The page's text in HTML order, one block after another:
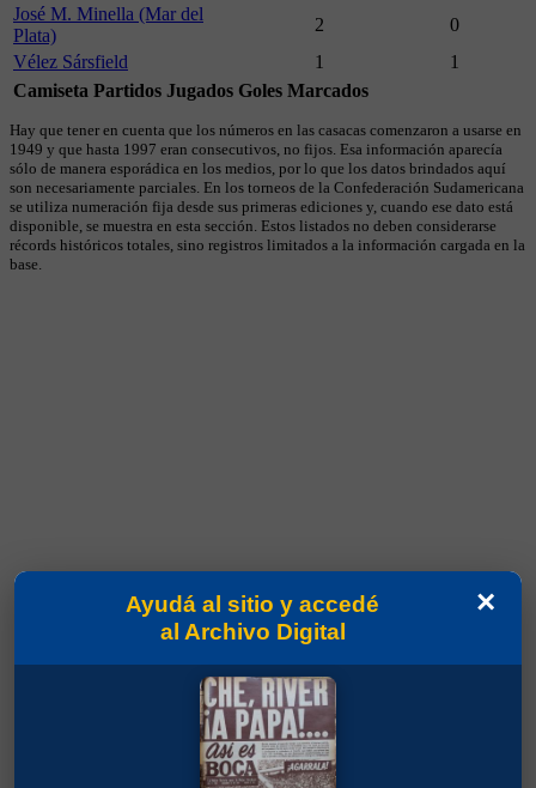
José M. Minella (Mar del
Plata)
2
0
Vélez Sársfield
1
1
Camiseta Partidos Jugados Goles Marcados
Hay que tener en cuenta que los números en las casacas comenzaron a usarse en
1949 y que hasta 1997 eran consecutivos, no fijos. Esa información aparecía
sólo de manera esporádica en los medios, por lo que los datos brindados aquí
son necesariamente parciales. En los torneos de la Confederación Sudamericana
se utiliza numeración fija desde sus primeras ediciones y, cuando ese dato está
disponible, se muestra en esta sección. Estos listados no deben considerarse
récords históricos totales, sino registros limitados a la información cargada en la
base.
×
Ayudá al sitio y accedé
al Archivo Digital